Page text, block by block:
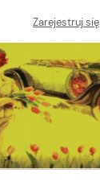
Zarejestruj się